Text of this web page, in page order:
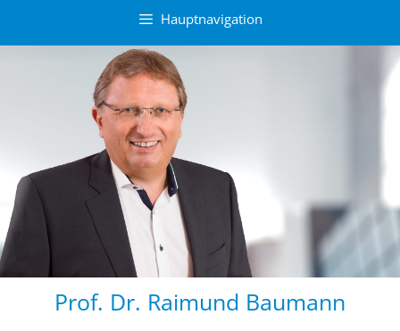
Hauptnavigation
Prof. Dr. Raimund Baumann